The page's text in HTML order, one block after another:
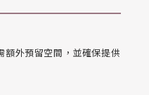
額外預留空間，並確保提供